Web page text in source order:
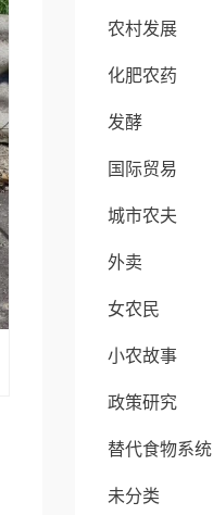
农村发展
化肥农药
发酵
国际贸易
城市农夫
外卖
女农民
小农故事
政策研究
替代食物系统
未分类